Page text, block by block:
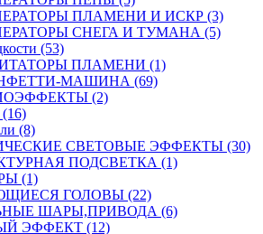
ПЛАМЕНИ И ИСКР (3)
СНЕГА И ТУМАНА (5)
(53)
ПЛАМЕНИ (1)
МАШИНА (69)
(2)
(8)
СВЕТОВЫЕ ЭФФЕКТЫ (30)
ПОДСВЕТКА (1)
(1)
ГОЛОВЫ (22)
ШАРЫ,ПРИВОДА (6)
ЭФФЕКТ (12)